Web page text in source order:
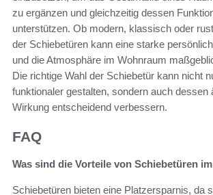
zu ergänzen und gleichzeitig dessen
unterstützen. Ob modern, klassisch oder
der Schiebetüren kann eine starke
und die Atmosphäre im Wohnraum
Die richtige Wahl der Schiebetür kann nicht
funktionaler gestalten, sondern auch dessen
Wirkung entscheidend verbessern.
FAQ
Was sind die Vorteile von Schiebetüren
Schiebetüren bieten eine Platzersparnis, da